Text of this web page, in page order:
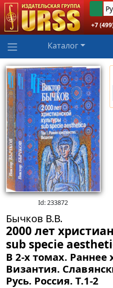
+7
Каталог
Id: 233872
Бычков В.В.
2000 лет
sub specie
В 2-х томах. Раннее
Византия.
Русь. Россия. Т.1-2